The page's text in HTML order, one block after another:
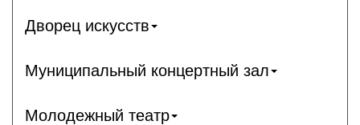
Дворец искусств
Муниципальный концертный зал
Молодежный театр